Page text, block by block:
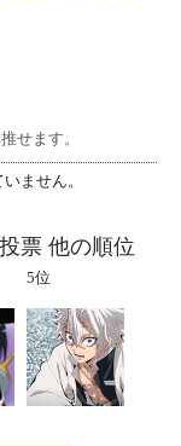
せます。
ません。
票 他の順位
5位